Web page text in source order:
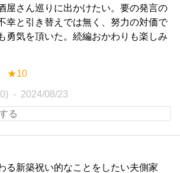
屋さん巡りに出かけたい。要の発言の
幸と引き替えでは無く、努力の対価で
勇気を頂いた。続編おかわりも楽しみ
★10
2024/08/23
る新築祝い的なことをしたい夫側家